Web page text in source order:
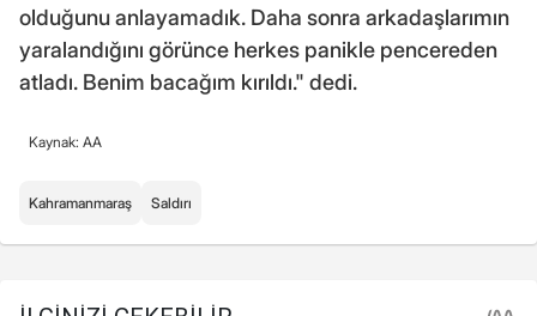
olduğunu anlayamadık. Daha sonra arkadaşlarımın
yaralandığını görünce herkes panikle pencereden
atladı. Benim bacağım kırıldı." dedi.
Kaynak: AA
Kahramanmaraş Saldırı